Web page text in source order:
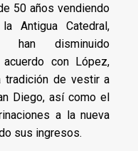
50 años vendiendo
Antigua Catedral,
disminuido
con López,
tradición de vestir a
Diego, así como el
a la nueva
sus ingresos.